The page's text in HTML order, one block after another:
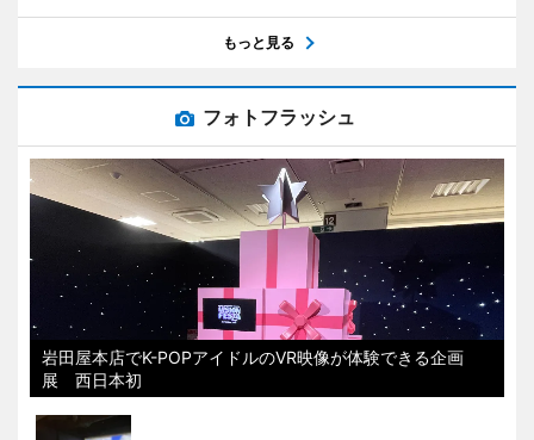
もっと見る
フォトフラッシュ
岩田屋本店でK-POPアイドルのVR映像が体験できる企画
展 西日本初